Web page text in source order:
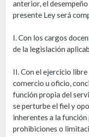
anterior, el
presente Ley será
I. Con los cargos
de la legislación
II. Con el ejercicio
comercio u oficio,
función propia del
se perturbe el fiel y
inherentes a la función
prohibiciones o